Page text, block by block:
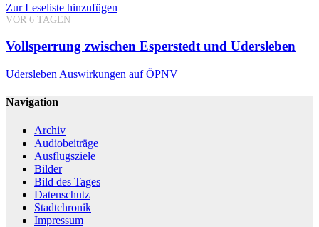
Zur Leseliste hinzufügen
VOR 6 TAGEN
Vollsperrung zwischen Esperstedt und Udersleben
Udersleben Auswirkungen auf ÖPNV
Navigation
Archiv
Audiobeiträge
Ausflugsziele
Bilder
Bild des Tages
Datenschutz
Stadtchronik
Impressum